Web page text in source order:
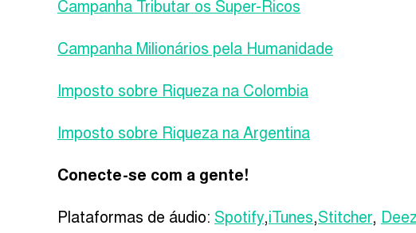
Campanha Tributar os Super-Ricos
Campanha Milionários pela Humanidade
Imposto sobre Riqueza na Colombia
Imposto sobre Riqueza na Argentina
Conecte-se com a gente!
Plataformas de áudio: Spotify,iTunes,Stitcher,